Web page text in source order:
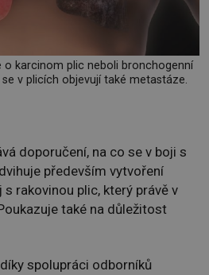
o karcinom plic neboli bronchogenní
v plicích objevují také metastáze.
doporučení, na co se v boji s
především vytvoření
rakovinou plic, který právě v
také na důležitost
spolupráci odborníků